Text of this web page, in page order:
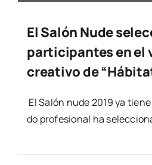
El Salón Nude
participantes en el
creativo de
El Salón nude 2019 ya
do pro­fe­sio­nal ha